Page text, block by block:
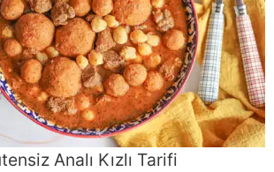
Analı Kızlı Tarifi